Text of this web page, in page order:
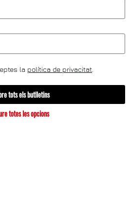
la política de privacitat
tots els butlletins
totes les opcions